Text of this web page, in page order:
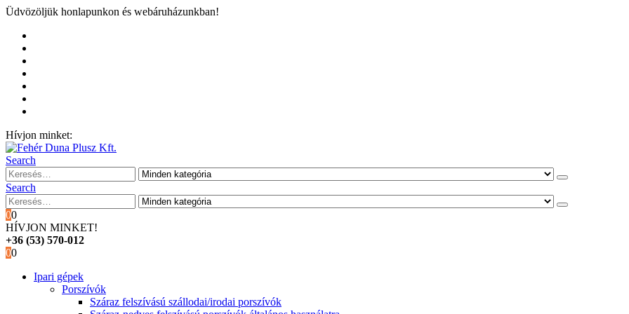
Üdvözöljük honlapunkon és webáruházunkban!
Hívjon minket:
Search
Search
00
HÍVJON MINKET!
+36 (53) 570-012
00
Ipari gépek
Porszívók
Száraz felszívású szállodai/irodai porszívók